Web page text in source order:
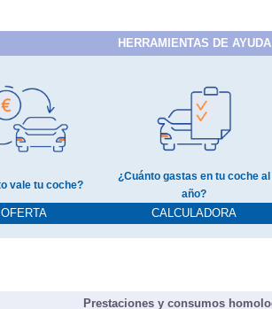
HERRAMIENTAS DE AYUDA
OFERTA
¿Cuánto gastas en tu coche al
año?
CALCULADORA